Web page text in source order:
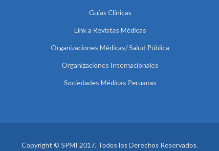
Guías Clínicas
Link a Revistas Médicas
Organizaciones Médicas/ Salud Pública
Organizaciones Internacionales
Sociedades Médicas Peruanas
Copyright © SPMI 2017. Todos los Derechos Reservados.